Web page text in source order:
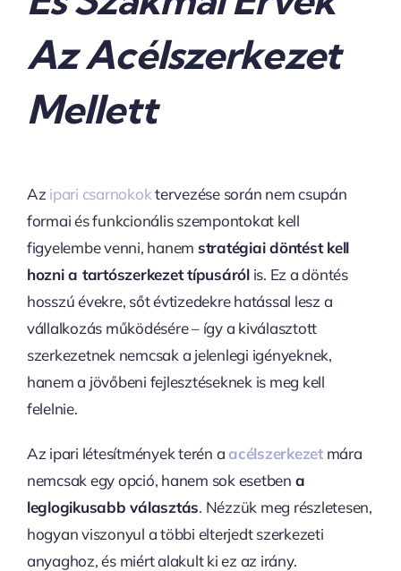
Az Acélszerkezet
Mellett
Az ipari csarnokoktervezése során nem csupán
formai és funkcionális szempontokat kell
figyelembe venni, hanem stratégiai döntést kell
hozni a tartószerkezet típusárólis. Ez a döntés
hosszú évekre, sőt évtizedekre hatással lesz a
vállalkozás működésére – így a kiválasztott
szerkezetnek nemcsak a jelenlegi igényeknek,
hanem a jövőbeni fejlesztéseknek is meg kell
felelnie.
Az ipari létesítmények terén aacélszerkezetmára
nemcsak egy opció, hanem sok esetben a
leglogikusabb választás. Nézzük meg részletesen,
hogyan viszonyul a többi elterjedt szerkezeti
anyaghoz, és miért alakult ki ez az irány.